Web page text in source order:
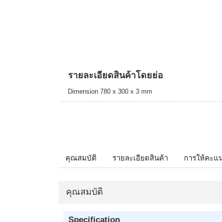
รายละเอียดสินค้าโดยย่อ
Dimension 780 x 300 x 3 mm
คุณสมบัติ รายละเอียดสินค้า การให้คะแ
คุณสมบัติ
Specification